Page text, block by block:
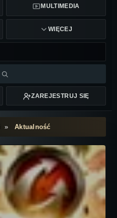
MULTIMEDIA
WIĘCEJ
ZAREJESTRUJ SIĘ
»Aktualność